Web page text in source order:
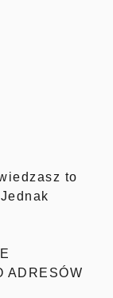
to
ADRESÓW